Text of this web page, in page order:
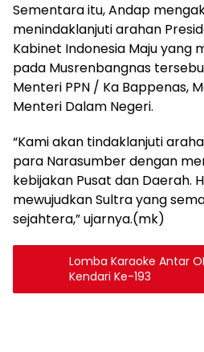
Sementara itu, Andap
menindaklanjuti arahan
Kabinet Indonesia Maju yang
pada Musrenbangnas
Menteri PPN / Ka Bappenas,
Menteri Dalam Negeri.
“Kami akan tindaklanjuti
para Narasumber dengan
kebijakan Pusat dan Daerah.
mewujudkan Sultra yang
sejahtera,” ujarnya.(mk)
Lomba Karaoke Antar
Kendari Ke-193